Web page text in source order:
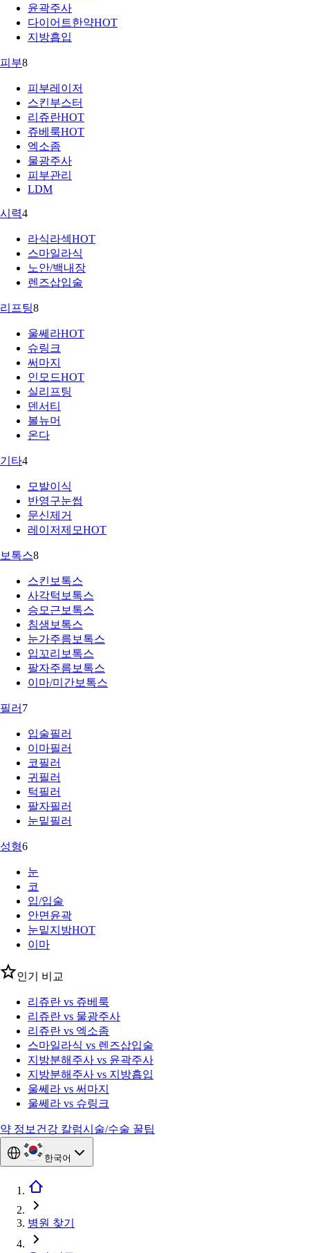
윤곽주사
다이어트한약HOT
지방흡입
피부8
피부레이저
스킨부스터
리쥬란HOT
쥬베룩HOT
엑소좀
물광주사
피부관리
LDM
시력4
라식라섹HOT
스마일라식
노안/백내장
렌즈삽입술
리프팅8
울쎄라HOT
슈링크
써마지
인모드HOT
실리프팅
덴서티
볼뉴머
온다
기타4
모발이식
반영구눈썹
문신제거
레이저제모HOT
보톡스8
스킨보톡스
사각턱보톡스
승모근보톡스
침샘보톡스
눈가주름보톡스
입꼬리보톡스
팔자주름보톡스
이마/미간보톡스
필러 7
입술필러
이마필러
코필러
귀필러
턱필러
팔자필러
눈밑필러
성형6
눈
코
입/입술
안면윤곽
눈밑지방HOT
이마
인기 비교
리쥬란 vs 쥬베룩
리쥬란 vs 물광주사
리쥬란 vs 엑소좀
스마일라식 vs 렌즈삽입술
지방분해주사 vs 윤곽주사
지방분해주사 vs 지방흡입
울쎄라 vs 써마지
울쎄라 vs 슈링크
약 정보 건강 칼럼시술/수술 꿀팁
한국어
병원 찾기